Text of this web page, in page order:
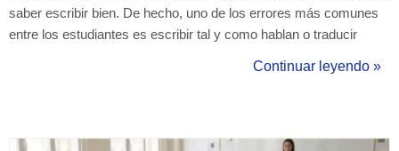
saber escribir bien. De hecho, uno de los errores más comunes
entre los estudiantes es escribir tal y como hablan o traducir
redacción en español, es fundamental transmitir una idea clave:
Continuar leyendo »